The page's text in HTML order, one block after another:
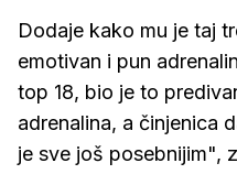
Dodaje kako mu je taj
emotivan i pun
top 18, bio je to
adrenalina, a činjenica
je sve još posebnijim",